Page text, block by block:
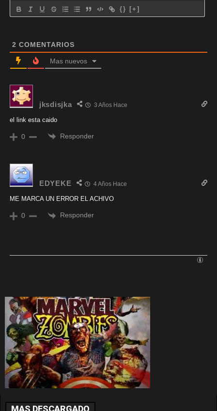
{} [+]
2 COMENTARIOS
Mas nuevos
jksdisjka 3 Años Hace
el link esta caido
0 Responder
EDYEKE 4 Años Hace
ME MARCA UN ERROR EL ACHIVO
0 Responder
MAS DESCARGADO